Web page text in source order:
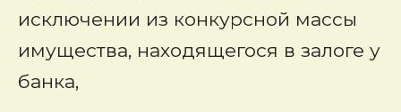
исключении из конкурсной массы
имущества, находящегося в залоге у
банка,